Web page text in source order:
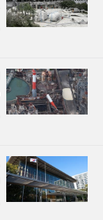
ثقافة
طوكيو